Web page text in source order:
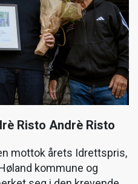
Risto Andrè Risto
mottok årets Idrettspris,
kommune og